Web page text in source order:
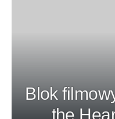
Blok
the